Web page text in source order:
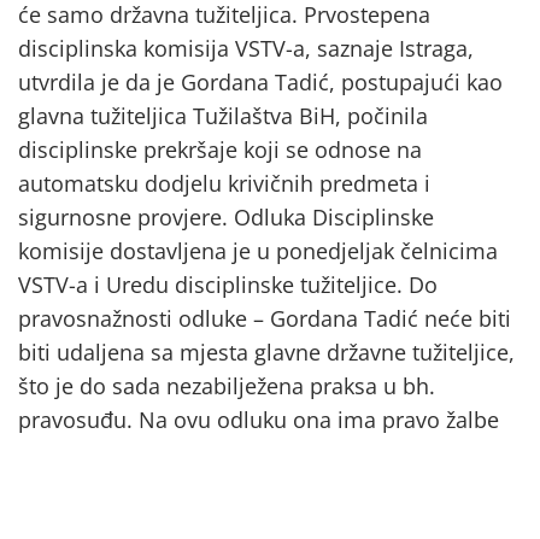
će samo državna tužiteljica. Prvostepena
disciplinska komisija VSTV-a, saznaje Istraga,
utvrdila je da je Gordana Tadić, postupajući kao
glavna tužiteljica Tužilaštva BiH, počinila
disciplinske prekršaje koji se odnose na
automatsku dodjelu krivičnih predmeta i
sigurnosne provjere. Odluka Disciplinske
komisije dostavljena je u ponedjeljak čelnicima
VSTV-a i Uredu disciplinske tužiteljice. Do
pravosnažnosti odluke – Gordana Tadić neće biti
biti udaljena sa mjesta glavne državne tužiteljice,
što je do sada nezabilježena praksa u bh.
pravosuđu. Na ovu odluku ona ima pravo žalbe